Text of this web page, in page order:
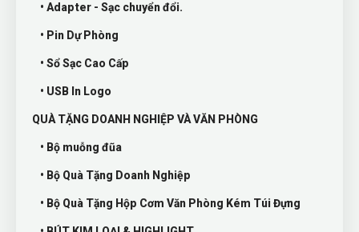
• Adapter - Sạc chuyển đổi.
• Pin Dự Phòng
• Sổ Sạc Cao Cấp
• USB In Logo
QUÀ TẶNG DOANH NGHIỆP VÀ VĂN PHÒNG
• Bộ muỗng đũa
• Bộ Quà Tặng Doanh Nghiệp
• Bộ Quà Tặng Hộp Cơm Văn Phòng Kém Túi Đựng